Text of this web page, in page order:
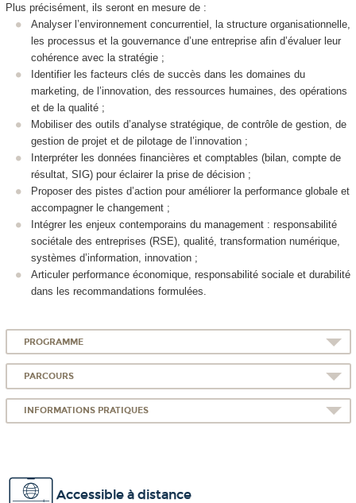
Plus précisément, ils seront en mesure de :
Analyser l’environnement concurrentiel, la structure organisationnelle,
les processus et la gouvernance d’une entreprise afin d’évaluer leur
cohérence avec la stratégie ;
Identifier les facteurs clés de succès dans les domaines du
marketing, de l’innovation, des ressources humaines, des opérations
et de la qualité ;
Mobiliser des outils d’analyse stratégique, de contrôle de gestion, de
gestion de projet et de pilotage de l’innovation ;
Interpréter les données financières et comptables (bilan, compte de
résultat, SIG) pour éclairer la prise de décision ;
Proposer des pistes d’action pour améliorer la performance globale et
accompagner le changement ;
Intégrer les enjeux contemporains du management : responsabilité
sociétale des entreprises (RSE), qualité, transformation numérique,
systèmes d’information, innovation ;
Articuler performance économique, responsabilité sociale et durabilité
dans les recommandations formulées.
PROGRAMME
PARCOURS
INFORMATIONS PRATIQUES
Accessible à distance